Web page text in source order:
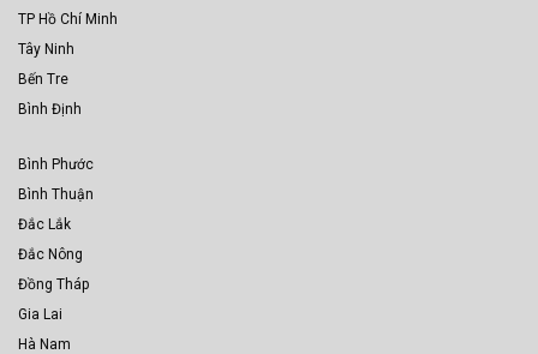
TP Hồ Chí Minh
Tây Ninh
Bến Tre
Bình Định
Bình Phước
Bình Thuận
Đắc Lắk
Đắc Nông
Đồng Tháp
Gia Lai
Hà Nam